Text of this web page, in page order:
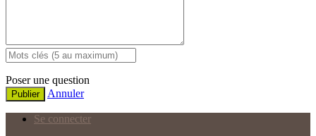
Poser une question
Publier Annuler
Se connecter